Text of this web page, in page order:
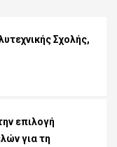
Σχολής,
επιλογή
για τη